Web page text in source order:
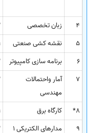
4 زبان تخصصی
5
نقشه کشی صنعتی
6
برنامه سازی کامپیوتر
7
آمار واحتمالات
مهندسی
8* کارگاه برق
9
مدارهای الکتریکی 1